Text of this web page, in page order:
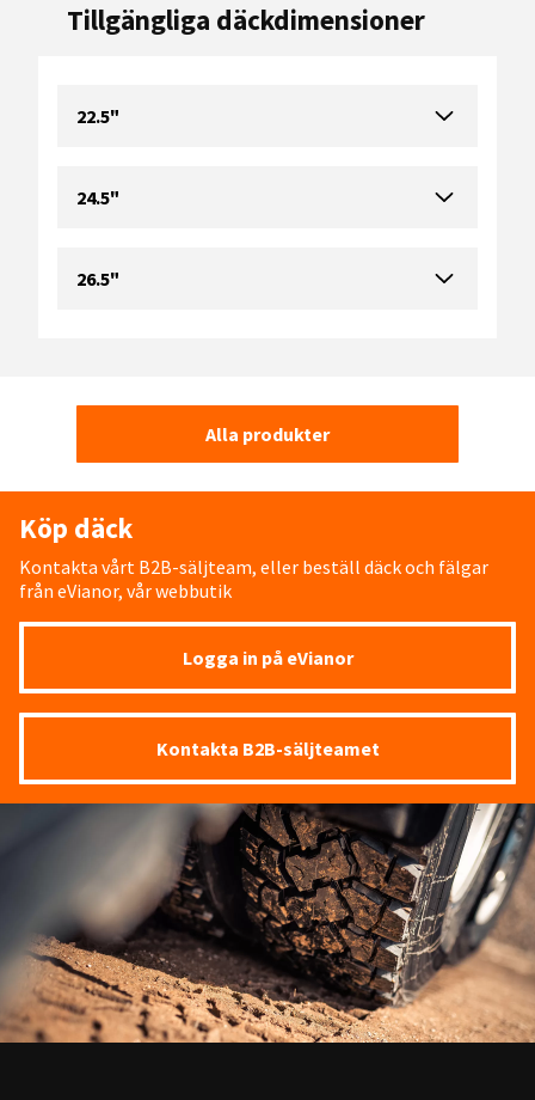
Tillgängliga däckdimensioner
22.5"
24.5"
26.5"
Alla produkter
Köp däck
Kontakta vårt B2B-säljteam, eller beställ däck och fälgar
från eVianor, vår webbutik
Logga in på eVianor
Kontakta B2B-säljteamet